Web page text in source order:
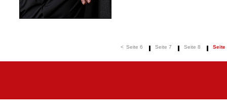
< Seite 6 Seite 7 Seite 8 Seite